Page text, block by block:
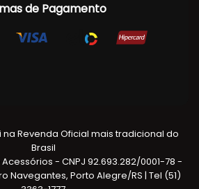
de Pagamento
na Revenda Oficial mais tradicional do
Brasil
Acessórios - CNPJ 92.693.282/0001-78 -
Navegantes, Porto Alegre/RS | Tel (51)